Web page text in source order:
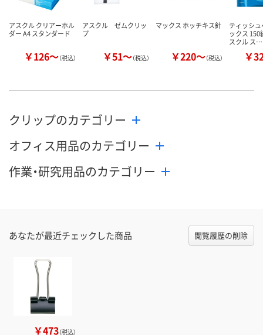
アスクル クリアーホル
ダー A4 スタンダード
￥126～（税込）
アスクル ゼムクリッ
プ
￥51～（税込）
マックス ホッチキス針
￥220～（税込）
ティッシ
ックス 150
スクル ス…
￥
クリップのカテゴリー
オフィス用品のカテゴリー
作業・研究用品のカテゴリー
あなたが最近チェックした商品 閲覧履歴の削除
￥473（税込）